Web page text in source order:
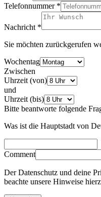
Telefonnummer *
Nachricht *
Sie möchten zurückgerufen
Wochentag
Zwischen
Uhrzeit (von)
und
Uhrzeit (bis)
Bitte beantworte folgende
Was ist die Hauptstadt von
Comment
Der Datenschutz und deine
beachte unsere Hinweise